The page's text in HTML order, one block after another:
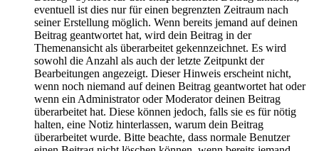
eventuell ist dies nur für einen begrenzten Zeitraum nach
seiner Erstellung möglich. Wenn bereits jemand auf deinen
Beitrag geantwortet hat, wird dein Beitrag in der
Themenansicht als überarbeitet gekennzeichnet. Es wird
sowohl die Anzahl als auch der letzte Zeitpunkt der
Bearbeitungen angezeigt. Dieser Hinweis erscheint nicht,
wenn noch niemand auf deinen Beitrag geantwortet hat oder
wenn ein Administrator oder Moderator deinen Beitrag
überarbeitet hat. Diese können jedoch, falls sie es für nötig
halten, eine Notiz hinterlassen, warum dein Beitrag
überarbeitet wurde. Bitte beachte, dass normale Benutzer